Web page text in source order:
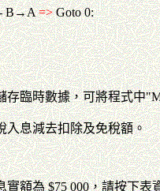
B→A=>Goto 0:
存臨時數據，可將程式中
入息減去扣除及免稅額。
額為 $75 000，請按下表